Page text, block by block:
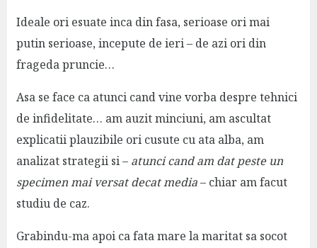
Ideale ori esuate inca din fasa, serioase ori mai
putin serioase, incepute de ieri – de azi ori din
frageda pruncie…
Asa se face ca atunci cand vine vorba despre tehnici
de infidelitate… am auzit minciuni, am ascultat
explicatii plauzibile ori cusute cu ata alba, am
analizat strategii si – atunci cand am dat peste un
specimen mai versat decat media– chiar am facut
studiu de caz.
Grabindu-ma apoi ca fata mare la maritat sa socot